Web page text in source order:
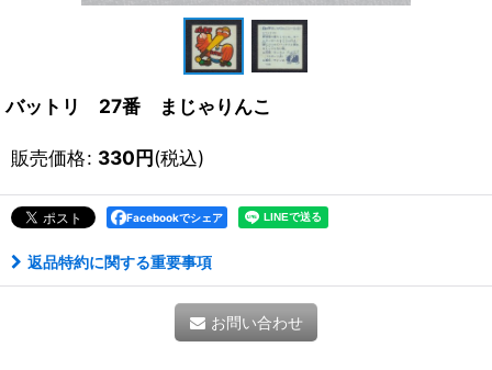
バットリ 27番 まじゃりんこ
販売価格: 330円(税込)
Facebookでシェア
返品特約に関する重要事項
お問い合わせ